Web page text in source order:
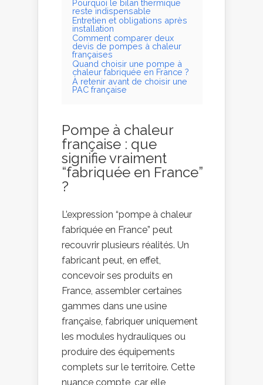
Pourquoi le bilan thermique
reste indispensable
Entretien et obligations après
installation
Comment comparer deux
devis de pompes à chaleur
françaises
Quand choisir une pompe à
chaleur fabriquée en France ?
À retenir avant de choisir une
PAC française
Pompe à chaleur
française : que
signifie vraiment
“fabriquée en France”
?
L’expression “pompe à chaleur
fabriquée en France” peut
recouvrir plusieurs réalités. Un
fabricant peut, en effet,
concevoir ses produits en
France, assembler certaines
gammes dans une usine
française, fabriquer uniquement
les modules hydrauliques ou
produire des équipements
complets sur le territoire. Cette
nuance compte, car elle